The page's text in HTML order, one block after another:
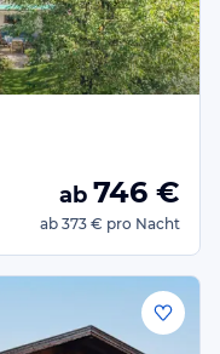
ab 746 €
ab 373 € pro Nacht